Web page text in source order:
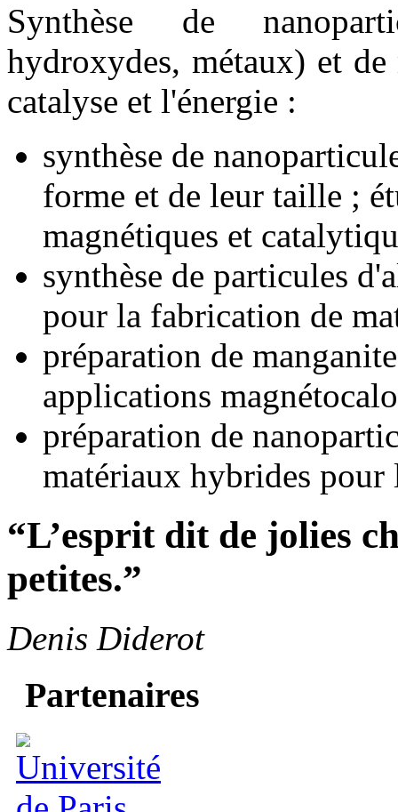
Synthèse de
hydroxydes, métaux) et
catalyse et l'énergie :
synthèse de
forme et de leur taille ;
magnétiques et
synthèse de particules
pour la fabrication de
préparation de
applications
préparation de
matériaux hybrides
“L’esprit dit de jolies
petites.”
Denis Diderot
Partenaires